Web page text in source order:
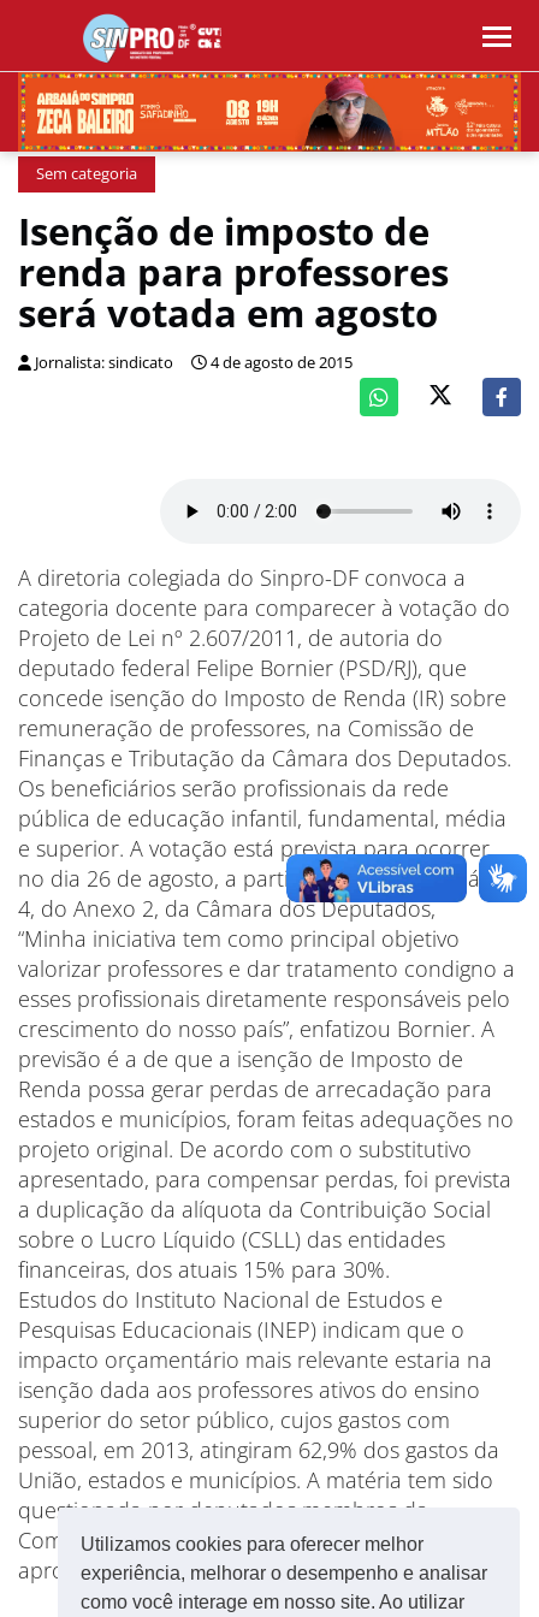
Utilizamos cookies para oferecer melhor
experiência, melhorar o desempenho e analisar
como você interage em nosso site. Ao utilizar
Sem categoria
Isenção de imposto de
renda para professores
será votada em agosto
Jornalista: sindicato 4 de agosto de 2015
A diretoria colegiada do Sinpro-DF convoca a
categoria docente para comparecer à votação do
Projeto de Lei nº 2.607/2011, de autoria do
deputado federal Felipe Bornier (PSD/RJ), que
concede isenção do Imposto de Renda (IR) sobre
remuneração de professores, na Comissão de
Finanças e Tributação da Câmara dos Deputados.
Os beneficiários serão profissionais da rede
pública de educação infantil, fundamental, média
e superior. A votação está prevista para ocorrer
no dia 26 de agosto, a partir das 10h, no Plenário
4, do Anexo 2, da Câmara dos Deputados,
“Minha iniciativa tem como principal objetivo
valorizar professores e dar tratamento condigno a
esses profissionais diretamente responsáveis pelo
crescimento do nosso país”, enfatizou Bornier. A
previsão é a de que a isenção de Imposto de
Renda possa gerar perdas de arrecadação para
estados e municípios, foram feitas adequações no
projeto original. De acordo com o substitutivo
apresentado, para compensar perdas, foi prevista
a duplicação da alíquota da Contribuição Social
sobre o Lucro Líquido (CSLL) das entidades
financeiras, dos atuais 15% para 30%.
Estudos do Instituto Nacional de Estudos e
Pesquisas Educacionais (INEP) indicam que o
impacto orçamentário mais relevante estaria na
isenção dada aos professores ativos do ensino
superior do setor público, cujos gastos com
pessoal, em 2013, atingiram 62,9% dos gastos da
União, estados e municípios. A matéria tem sido
questionada por deputados membros da
Comissão que apresentam resistência à
aprovação.